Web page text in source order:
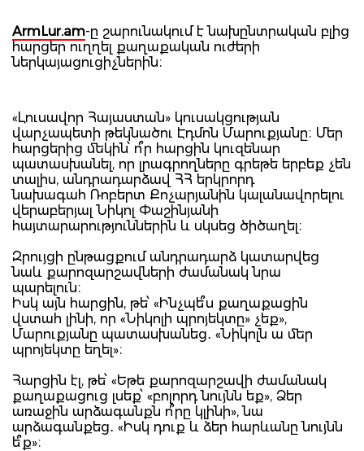
ArmLur.am-ը շարունակում է նախընտրական բլից
հարցեր ուղղել քաղաքական ուժերի
ներկայացուցիչներին։
«Լուսավոր Հայաստան» կուսակցության
վարչապետի թեկնածու Էդմոն Մարուքյանը։ Մեր
հարցերից մեկին՝ ո՞ր հարցին կուզենար
պատասխանել, որ լրագրողները գրեթե երբեք չեն
տալիս, անդրադարձավ ՀՀ երկրորդ
նախագահ Ռոբերտ Քոչարյանին կալանավորելու
վերաբերյալ Նիկոլ Փաշինյանի
հայտարարություններին և սկսեց ծիծաղել։
Զրույցի ընթացքում անդրադարձ կատարվեց
նաև քարոզարշավների ժամանակ նրա
պարելուն։
Իսկ այն հարցին, թե՝ «Ինչպե՞ս քաղաքացին
վստահ լինի, որ «Նիկոլի պրոյեկտը» չեք»,
Մարուքյանը պատասխանեց․ «Նիկոլն ա մեր
պրոյեկտը եղել»։
Հարցին էլ, թե՝ «Եթե քարոզարշավի ժամանակ
քաղաքացուց լսեք՝ «բոլորդ նույնն եք», Ձեր
առաջին արձագանքն ո՞րը կլինի», նա
արձագանքեց․ «Իսկ դուք և ձեր հարևանը նույնն
ե՞ք»։